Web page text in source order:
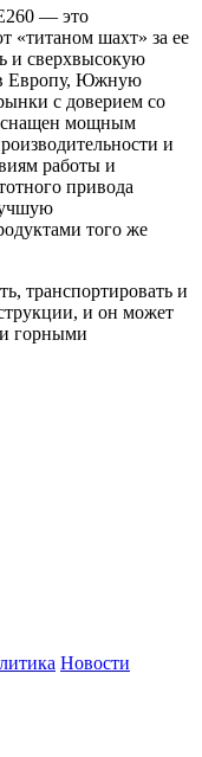
— это
«титаном шахт» за ее
и сверхвысокую
в Европу, Южную
с доверием со
мощным
и
работы и
привода
того же
транспортировать и
и он может
горными
Новости